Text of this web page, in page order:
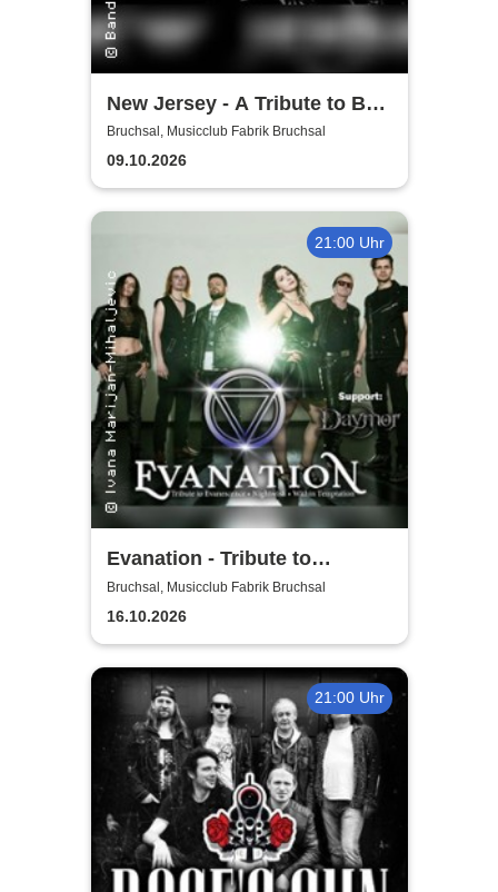
New Jersey - A Tribute to Bon
Jovi
Bruchsal, Musicclub Fabrik Bruchsal
09.10.2026
21:00 Uhr
Evanation - Tribute to
Evanescence Nightwish &
Within Temptation
Bruchsal, Musicclub Fabrik Bruchsal
16.10.2026
21:00 Uhr